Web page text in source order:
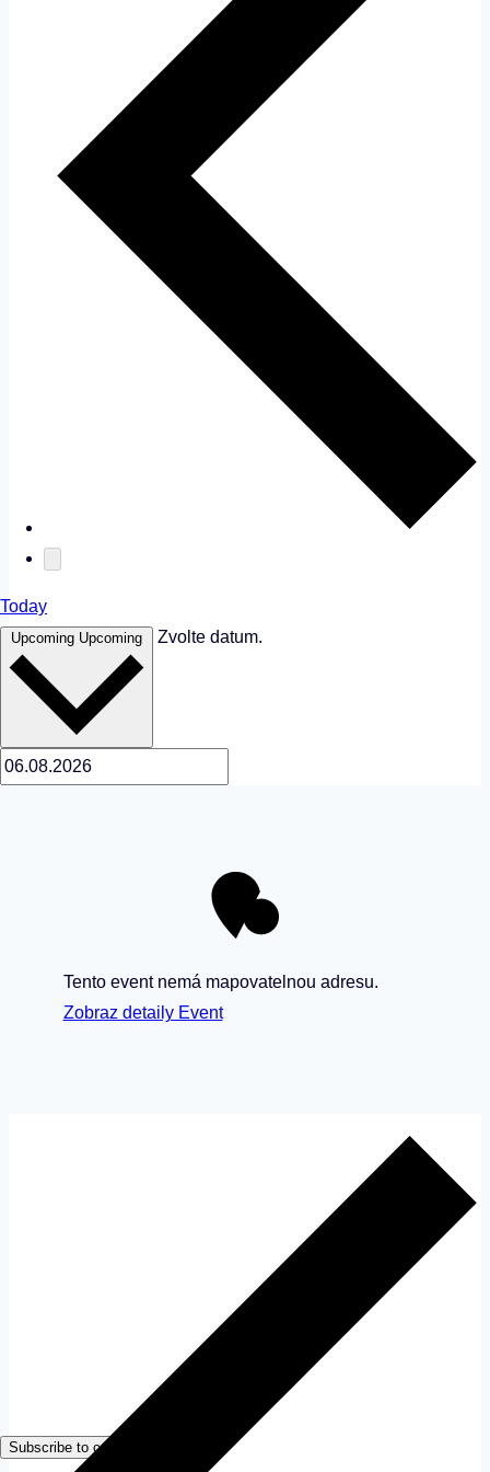
Today
Upcoming Upcoming Zvolte datum.
Tento event nemá mapovatelnou adresu.
Zobraz detaily Event
Šaľa – Cestou necestou – Stopársky
ŠPECIÁL: Stopom až na koniec
sveta, Stopom po Maroku
Event Details
Subscribe to calendar